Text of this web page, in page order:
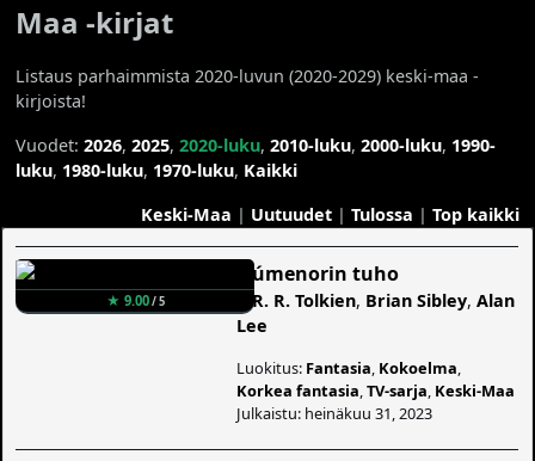
Maa -kirjat
Listaus parhaimmista 2020-luvun (2020-2029) keski-maa -
kirjoista!
Vuodet:2026,2025,2020-luku,2010-luku,2000-luku, 1990-
luku, 1980-luku, 1970-luku, Kaikki
Keski-Maa | Uutuudet| Tulossa | Top kaikki
★ 9.00/ 5
Númenorin tuho
J. R. R. Tolkien, Brian Sibley,Alan
Lee
Luokitus: Fantasia Kokoelma
Korkea fantasia ,TV-sarja Keski-Maa
Julkaistu: heinäkuu 31, 2023